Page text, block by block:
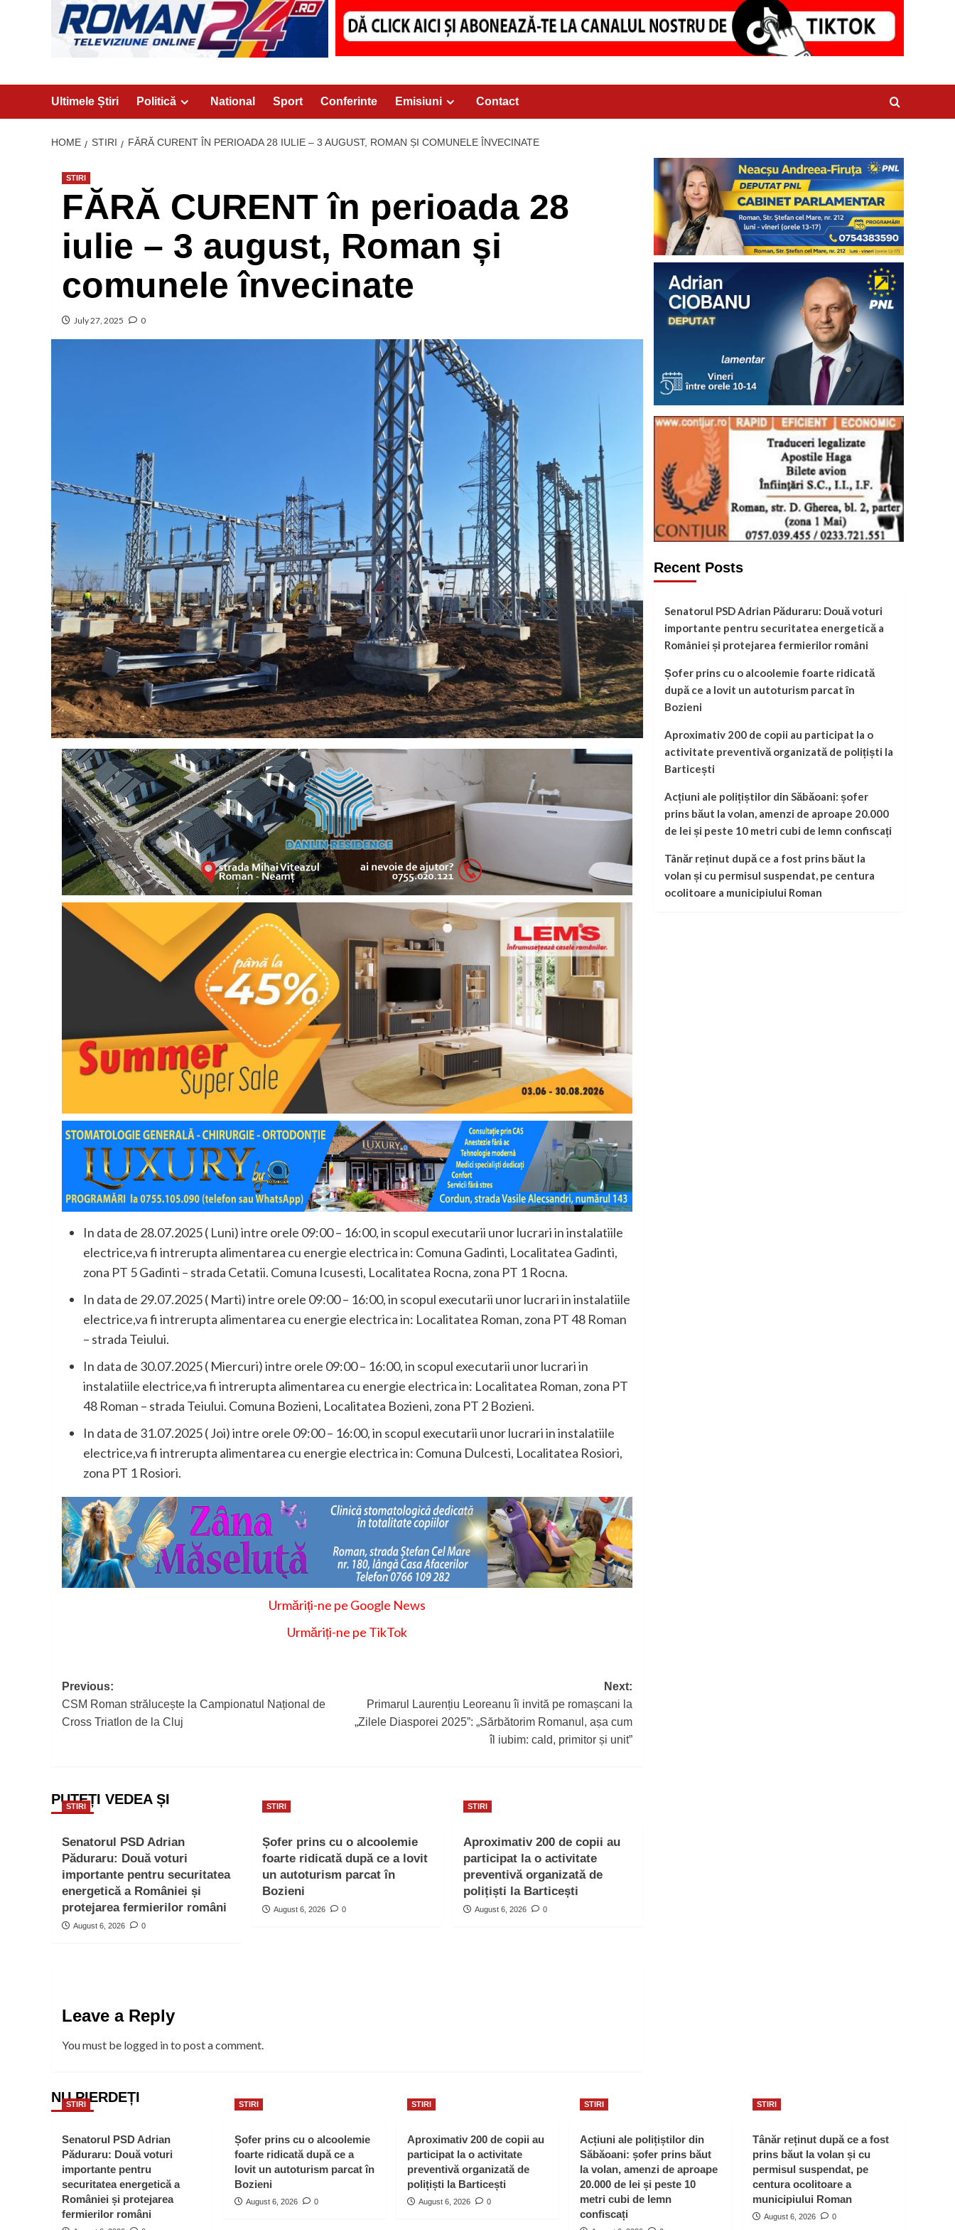
Ultimele Știri Politică National Sport Conferinte Emisiuni Contact
HOME STIRI FĂRĂ CURENT ÎN PERIOADA 28 IULIE – 3 AUGUST, ROMAN ȘI COMUNELE ÎNVECINATE
STIRI
FĂRĂ CURENT în perioada 28
iulie – 3 august, Roman și
comunele învecinate
July 27, 2025 0
In data de 28.07.2025 ( Luni) intre orele 09:00 – 16:00, in scopul executarii unor lucrari in instalatiile
electrice,va fi intrerupta alimentarea cu energie electrica in: Comuna Gadinti, Localitatea Gadinti,
zona PT 5 Gadinti – strada Cetatii. Comuna Icusesti, Localitatea Rocna, zona PT 1 Rocna.
In data de 29.07.2025 ( Marti) intre orele 09:00 – 16:00, in scopul executarii unor lucrari in instalatiile
electrice,va fi intrerupta alimentarea cu energie electrica in: Localitatea Roman, zona PT 48 Roman
– strada Teiului.
In data de 30.07.2025 ( Miercuri) intre orele 09:00 – 16:00, in scopul executarii unor lucrari in
instalatiile electrice,va fi intrerupta alimentarea cu energie electrica in: Localitatea Roman, zona PT
48 Roman – strada Teiului. Comuna Bozieni, Localitatea Bozieni, zona PT 2 Bozieni.
In data de 31.07.2025 ( Joi) intre orele 09:00 – 16:00, in scopul executarii unor lucrari in instalatiile
electrice,va fi intrerupta alimentarea cu energie electrica in: Comuna Dulcesti, Localitatea Rosiori,
zona PT 1 Rosiori.
Urmăriți-ne pe Google News
Urmăriți-ne pe TikTok
Post
navigation
Previous:
CSM Roman strălucește la Campionatul Național de
Cross Triatlon de la Cluj
Next:
Primarul Laurențiu Leoreanu îi invită pe romașcani la
„Zilele Diasporei 2025”: „Sărbătorim Romanul, așa cum
îl iubim: cald, primitor și unit”
PUTEȚI VEDEA ȘI
STIRI
Senatorul PSD Adrian
Păduraru: Două voturi
importante pentru securitatea
energetică a României și
protejarea fermierilor români
August 6, 2026 0
STIRI
Șofer prins cu o alcoolemie
foarte ridicată după ce a lovit
un autoturism parcat în
Bozieni
August 6, 2026 0
STIRI
Aproximativ 200 de copii au
participat la o activitate
preventivă organizată de
polițiști la Barticești
August 6, 2026 0
Leave a Reply
You must be logged into post a comment.
Recent Posts
Senatorul PSD Adrian Păduraru: Două voturi
importante pentru securitatea energetică a
României și protejarea fermierilor români
Șofer prins cu o alcoolemie foarte ridicată
după ce a lovit un autoturism parcat în
Bozieni
Aproximativ 200 de copii au participat la o
activitate preventivă organizată de polițiști la
Barticești
Acțiuni ale polițiștilor din Săbăoani: șofer
prins băut la volan, amenzi de aproape 20.000
de lei și peste 10 metri cubi de lemn confiscați
Tânăr reținut după ce a fost prins băut la
volan și cu permisul suspendat, pe centura
ocolitoare a municipiului Roman
NU PIERDEȚI
STIRI
Senatorul PSD Adrian
Păduraru: Două voturi
importante pentru
securitatea energetică a
României și protejarea
fermierilor români
STIRI
Șofer prins cu o alcoolemie
foarte ridicată după ce a
lovit un autoturism parcat în
Bozieni
August 6, 2026 0
STIRI
Aproximativ 200 de copii au
participat la o activitate
preventivă organizată de
polițiști la Barticești
August 6, 2026 0
STIRI
Acțiuni ale polițiștilor din
Săbăoani: șofer prins băut
la volan, amenzi de aproape
20.000 de lei și peste 10
metri cubi de lemn
confiscați
STIRI
Tânăr reținut după ce a fost
prins băut la volan și cu
permisul suspendat, pe
centura ocolitoare a
municipiului Roman
August 6, 2026 0